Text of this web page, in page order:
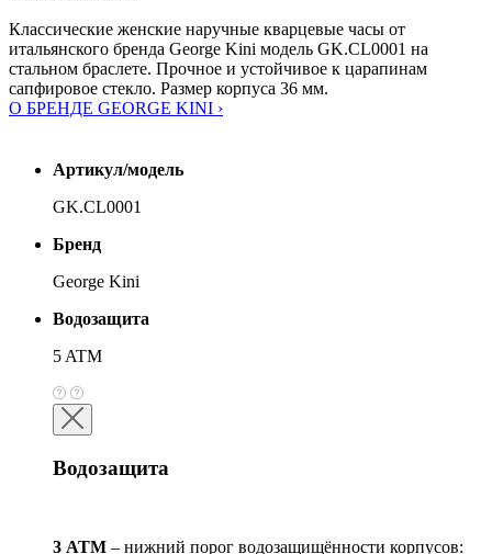
Классические женские наручные кварцевые часы от
итальянского бренда George Kini модель GK.CL0001 на
стальном браслете. Прочное и устойчивое к царапинам
сапфировое стекло. Размер корпуса 36 мм.
О БРЕНДЕ GEORGE KINI ›
Артикул/модель
GK.CL0001
Бренд
George Kini
Водозащита
5 ATM
Водозащита
3 АТМ – нижний порог водозащищённости корпусов: